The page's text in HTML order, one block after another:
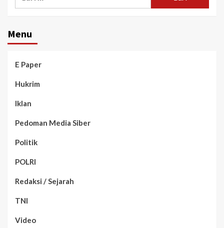
Menu
E Paper
Hukrim
Iklan
Pedoman Media Siber
Politik
POLRI
Redaksi / Sejarah
TNI
Video